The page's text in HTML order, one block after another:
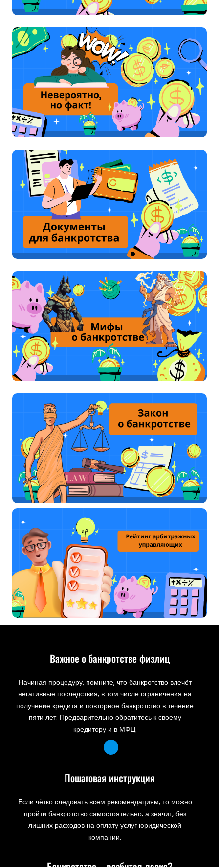
Важное о банкротстве физлиц
Начиная процедуру, помните, что банкротство влечёт
негативные последствия, в том числе ограничения на
получение кредита и повторное банкротство в течение
пяти лет. Предварительно обратитесь к своему
кредитору и в МФЦ.
Пошаговая инструкция
Если чётко следовать всем рекомендациям, то можно
пройти банкротство самостоятельно, а значит, без
лишних расходов на оплату услуг юридической
компании.